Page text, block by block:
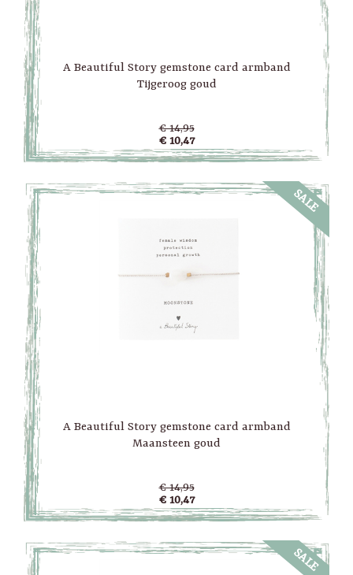
A Beautiful Story gemstone card armband
Tijgeroog goud
€ 14,95
€ 10,47
SALE
A Beautiful Story gemstone card armband
Maansteen goud
€ 14,95
€ 10,47
SALE